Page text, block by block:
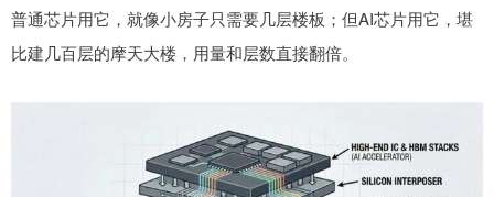
普通芯片用它，就像小房子只需要几层楼板；但AI芯片用它，堪
比建几百层的摩天大楼，用量和层数直接翻倍。